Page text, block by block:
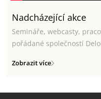
Nadcházející akce
Semináře, webcasty,
pořádané společností
Zobrazit více